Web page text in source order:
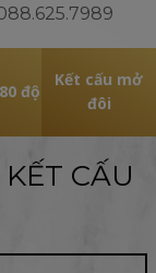
CẤU
độ
Kết cấu mở
đôi